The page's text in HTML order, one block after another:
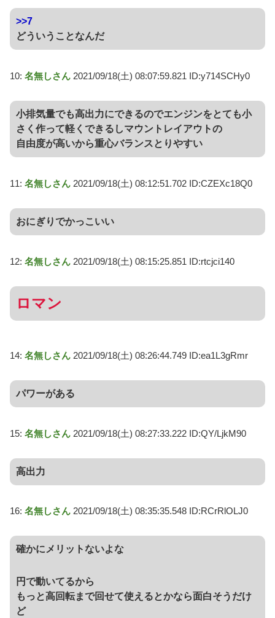
>>7
どういうことなんだ
10: 名無しさん 2021/09/18(土) 08:07:59.821 ID:y714SCHy0
小排気量でも高出力にできるのでエンジンをとても小
さく作って軽くできるしマウントレイアウトの
自由度が高いから重心バランスとりやすい
11: 名無しさん 2021/09/18(土) 08:12:51.702 ID:CZEXc18Q0
おにぎりでかっこいい
12: 名無しさん 2021/09/18(土) 08:15:25.851 ID:rtcjci140
ロマン
14: 名無しさん 2021/09/18(土) 08:26:44.749 ID:ea1L3gRmr
パワーがある
15: 名無しさん 2021/09/18(土) 08:27:33.222 ID:QY/LjkM90
高出力
16: 名無しさん 2021/09/18(土) 08:35:35.548 ID:RCrRlOLJ0
確かにメリットないよな
円で動いてるから
もっと高回転まで回せて使えるとかなら面白そうだけ
ど